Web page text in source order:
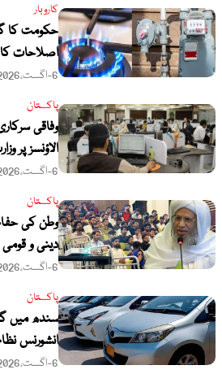
کاروبار
حکومت کا
اصلاحات
6-اگست،2026
پاکستان
وفاقی
الاؤنسز پر
6-اگست،2026
پاکستان
وطن کی
دینی و
عبدالرحیم
6-اگست،2026
پاکستان
سندھ میں
انشورنس
6-اگست،2026